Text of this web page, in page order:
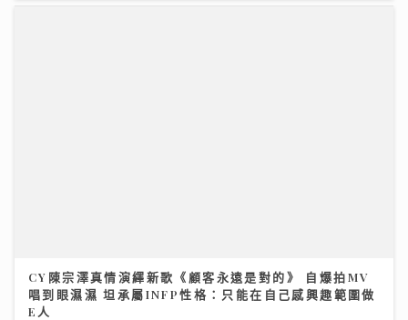
CY陳宗澤真情演繹新歌《顧客永遠是對的》 自爆拍MV
唱到眼濕濕 坦承屬INFP性格：只能在自己感興趣範圍做
E人